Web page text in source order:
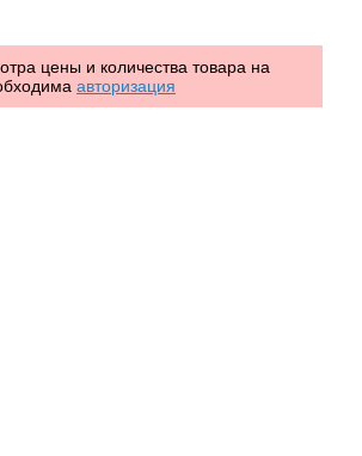
цены и количества товара на
авторизация